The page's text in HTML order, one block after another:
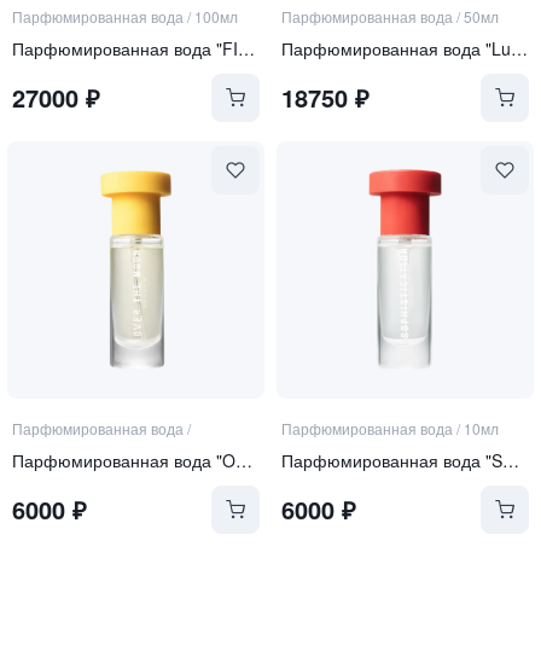
Парфюмированная вода / 100мл
Парфюмированная вода "FIORIALUX"
27000 ₽
Парфюмированная вода /50мл
Парфюмированная вода "Lullaby"
18750₽
Парфюмированная вода /
Парфюмированная вода "Over the Moon"
6000 ₽
Парфюмированная вода / 10мл
Парфюмированная вода "Sophistication"
6000₽